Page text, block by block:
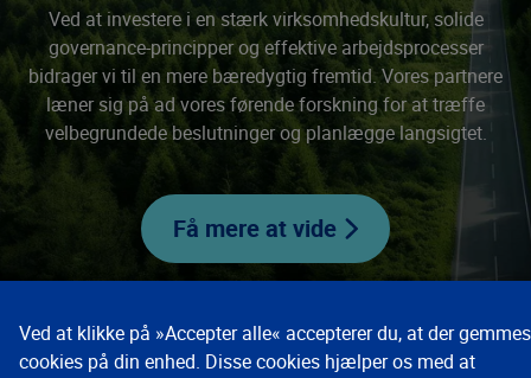
Ved at investere i en stærk virksomhedskultur, solide
governance-principper og effektive arbejdsprocesser
bidrager vi til en mere bæredygtig fremtid. Vores partnere
læner sig på ad vores førende forskning for at træffe
velbegrundede beslutninger og planlægge langsigtet.
Få mere at vide
Ved at klikke på »Accepter alle« accepterer du, at der gemmes
cookies på din enhed. Disse cookies hjælper os med at